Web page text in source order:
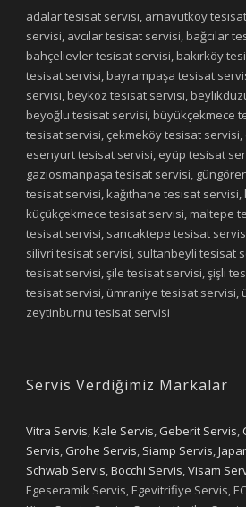
adalar tesisat servisi, arnavutköy
servisi, avcılar tesisat servisi, bağcılar
bahçelievler tesisat servisi, bakırköy
tesisat servisi, bayrampaşa tesisat
servisi, beykoz tesisat servisi,
beyoğlu tesisat servisi, büyükçekmece
tesisat servisi, çekmeköy tesisat
esenyurt tesisat servisi, eyüp tesisat
gaziosmanpaşa tesisat servisi,
tesisat servisi, kağıthane tesisat servisi,
küçükçekmece tesisat servisi, maltepe
tesisat servisi, sancaktepe tesisat
silivri tesisat servisi, sultanbeyli tesisat
tesisat servisi, şile tesisat servisi, şişli
tesisat servisi, ümraniye tesisat servisi,
zeytinburnu tesisat servisi
Servis Verdiğimiz Markalar
Vitra Servis Kale Servis Geberit Servis
Servis Grohe Servis Siamp Servis
Schwab Servis Bocchi Servis Visam
Egeseramik Servis, Egevitrifiye Servis,